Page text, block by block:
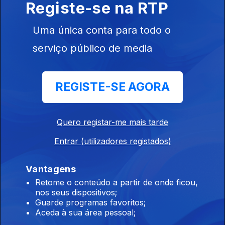
Edição | Lília Almeida
Edição | Lília Almeida
Edição | Lília Almeida
Edição | Lília Almeida
21 jul. 2026
Registe-se na RTP
Uma única conta para todo o
serviço público de media
REGISTE-SE AGORA
Quero registar-me mais tarde
Entrar (utilizadores registados)
Vantagens
Retome o conteúdo a partir de onde ficou,
nos seus dispositivos;
Guarde programas favoritos;
Aceda à sua área pessoal;